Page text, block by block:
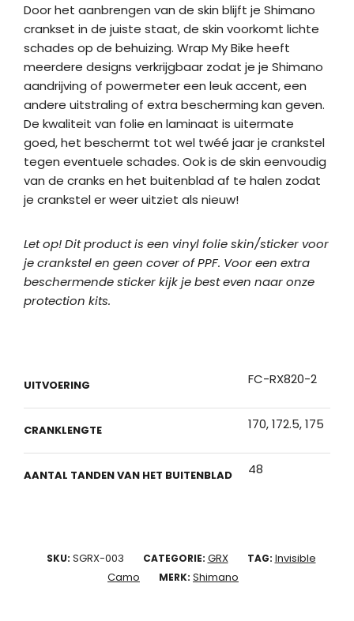
Door het aanbrengen van de skin blijft je Shimano
crankset in de juiste staat, de skin voorkomt lichte
schades op de behuizing. Wrap My Bike heeft
meerdere designs verkrijgbaar zodat je je Shimano
aandrijving of powermeter een leuk accent, een
andere uitstraling of extra bescherming kan geven.
De kwaliteit van folie en laminaat is uitermate
goed, het beschermt tot wel twéé jaar je crankstel
tegen eventuele schades. Ook is de skin eenvoudig
van de cranks en het buitenblad af te halen zodat
je crankstel er weer uitziet als nieuw!
Let op! Dit product is een vinyl folie skin/sticker voor
je crankstel en geen cover of PPF. Voor een extra
beschermende sticker kijk je best even naar onze
protection kits.
UITVOERING FC-RX820-2
CRANKLENGTE 170, 172.5, 175
AANTAL TANDEN VAN HET BUITENBLAD 48
SKU: SGRX-003 CATEGORIE: GRX TAG: Invisible
Camo
MERK: Shimano